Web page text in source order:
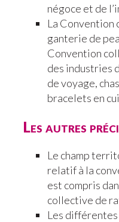
négoce et de
La Convention
ganterie de
Convention
des industries
de voyage,
bracelets en
Les autres
Le champ
relatif à la
est compris
collective de
Les